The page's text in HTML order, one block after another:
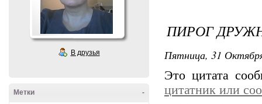
В друзья
-
Метки
ПИРОГ
Пятница, 31
Это цитата
цитатник или